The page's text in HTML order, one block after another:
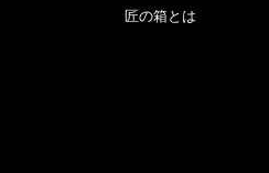
匠の箱とは